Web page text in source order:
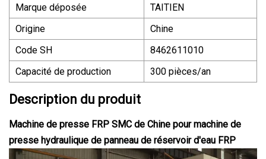
Marque déposée
TAITIEN
Origine
Chine
Code SH
8462611010
Capacité de production
300 pièces/an
Description du produit
Machine de presse FRP SMC de Chine pour machine de
presse hydraulique de panneau de réservoir d'eau FRP